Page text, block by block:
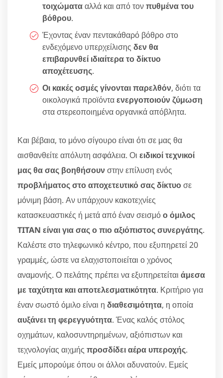
τοιχώματααλλά και από τονπυθμένα του
βόθρου.
Έχοντας έναν πεντακάθαρό βόθρο στο
ενδεχόμενο υπερχείλισης δεν θα
επιβαρυνθεί ιδιαίτερα το δίκτυο
αποχέτευσης.
Οι κακές οσμές γίνονται παρελθόν, διότι τα
οικολογικά προϊόνταενεργοποιούν ζύμωση
στα στερεοποιημένα οργανικά απόβλητα.
Και βέβαια, το μόνο σίγουρο είναι ότι σε μας θα
αισθανθείτε απόλυτη ασφάλεια. Οι ειδικοί τεχνικοί
μας θα σας βοηθήσουνστην επίλυση ενός
προβλήματος στο αποχετευτικό σας δίκτυοσε
μόνιμη βάση. Αν υπάρχουν κακοτεχνίες
κατασκευαστικές ή μετά από έναν σεισμόο όμιλος
TITAN είναι για σας ο πιο αξιόπιστος συνεργάτης.
Καλέστε στο τηλεφωνικό κέντρο, που εξυπηρετεί 20
γραμμές, ώστε να ελαχιστοποιείται ο χρόνος
αναμονής. Ο πελάτης πρέπει να εξυπηρετείται άμεσα
με ταχύτητα και αποτελεσματικότητα. Κριτήριο για
έναν σωστό όμιλο είναι η διαθεσιμότητα, η οποία
αυξάνει τη φερεγγυότητα. Ένας καλός στόλος
οχημάτων, καλοσυντηρημένων, αξιόπιστων και
τεχνολογίας αιχμής προσδίδει αέρα υπεροχής.
Εμείς μπορούμε όπου οι άλλοι αδυνατούν. Εμείς